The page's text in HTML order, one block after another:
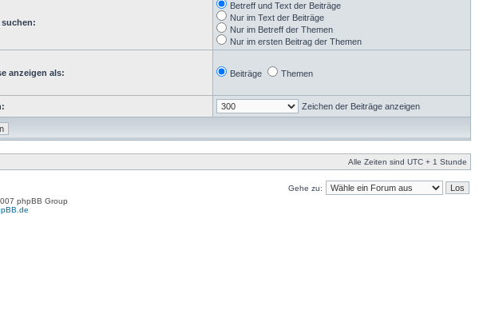
Betreff und Text der Beiträge
Nur im Text der Beiträge
Nur im Betreff der Themen
Nur im ersten Beitrag der Themen
anzeigen als: Beiträge Themen
Zeichen der Beiträge anzeigen
Alle Zeiten sind UTC + 1 Stunde
Gehe zu:
phpBB Group